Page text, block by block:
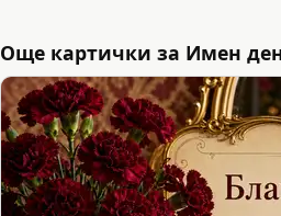
Още картички за Имен